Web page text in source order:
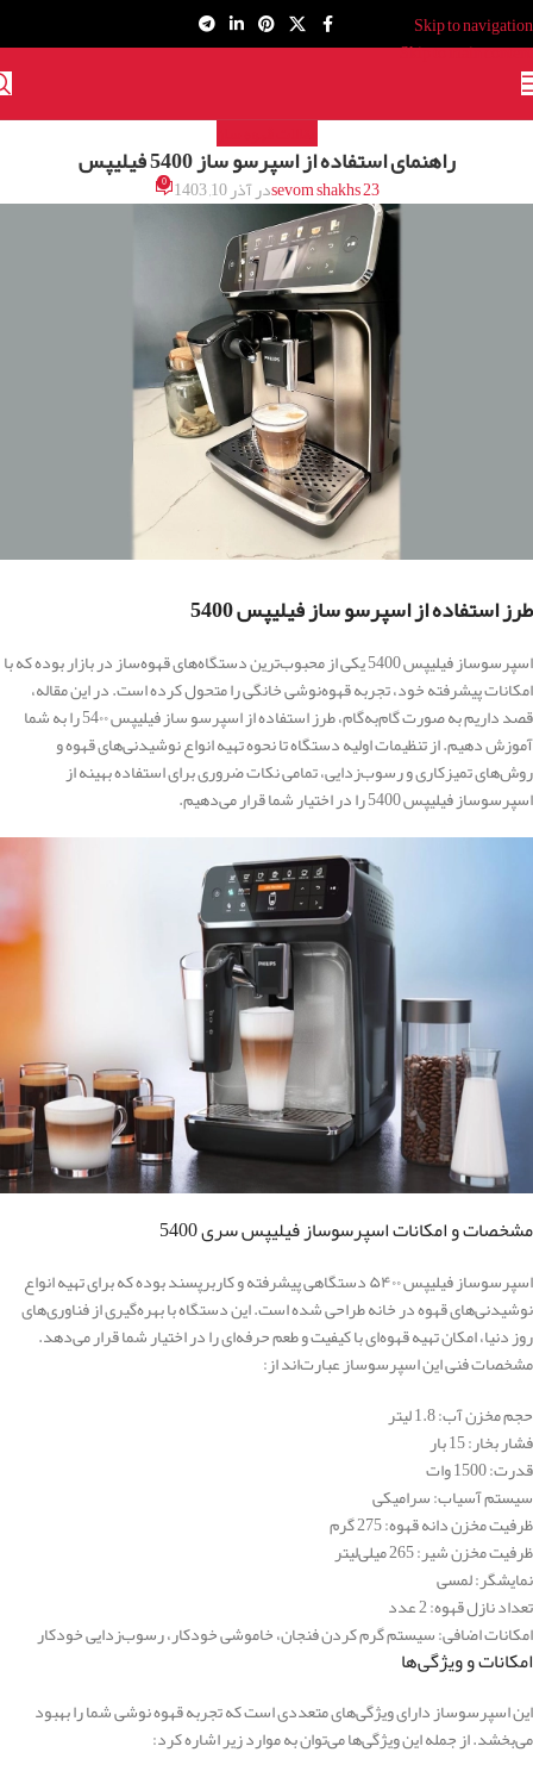
Skip to navigation
Skip to main content
راهنمای استفاده از اسپرسو ساز 5400 فیلیپس
sevom shakhs 23در آذر 10, 1403 0
طرز استفاده از اسپرسو ساز فیلیپس 5400
اسپرسوساز فیلیپس 5400 یکی از محبوب‌ترین دستگاه‌های قهوه‌ساز در بازار بوده که با
امکانات پیشرفته خود، تجربه قهوه‌نوشی خانگی را متحول کرده است. در این مقاله،
قصد داریم به صورت گام‌به‌گام، طرز استفاده از اسپرسو ساز فیلیپس 54۰۰ را به شما
آموزش دهیم. از تنظیمات اولیه دستگاه تا نحوه تهیه انواع نوشیدنی‌های قهوه و
روش‌های تمیزکاری و رسوب‌زدایی، تمامی نکات ضروری برای استفاده بهینه از
اسپرسوساز فیلیپس 5400 را در اختیار شما قرار می‌دهیم.
مشخصات و امکانات اسپرسوساز فیلیپس سری 5400
اسپرسوساز فیلیپس ۵۴۰۰ دستگاهی پیشرفته و کاربرپسند بوده که برای تهیه انواع
نوشیدنی‌های قهوه در خانه طراحی شده است. این دستگاه با بهره‌گیری از فناوری‌های
روز دنیا، امکان تهیه قهوه‌ای با کیفیت و طعم حرفه‌ای را در اختیار شما قرار می‌دهد.
مشخصات فنی این اسپرسوساز عبارت‌اند از:
حجم مخزن آب: 1.8 لیتر
فشار بخار: 15 بار
قدرت: 1500 وات
سیستم آسیاب: سرامیکی
ظرفیت مخزن دانه قهوه: 275 گرم
ظرفیت مخزن شیر: 265 میلی‌لیتر
نمایشگر: لمسی
تعداد نازل قهوه: 2 عدد
امکانات اضافی: سیستم گرم کردن فنجان، خاموشی خودکار، رسوب‌زدایی خودکار
امکانات و ویژگی‌ها
این اسپرسوساز دارای ویژگی‌های متعددی است که تجربه قهوه نوشی شما را بهبود
می‌بخشد. از جمله این ویژگی‌ها می‌توان به موارد زیر اشاره کرد: